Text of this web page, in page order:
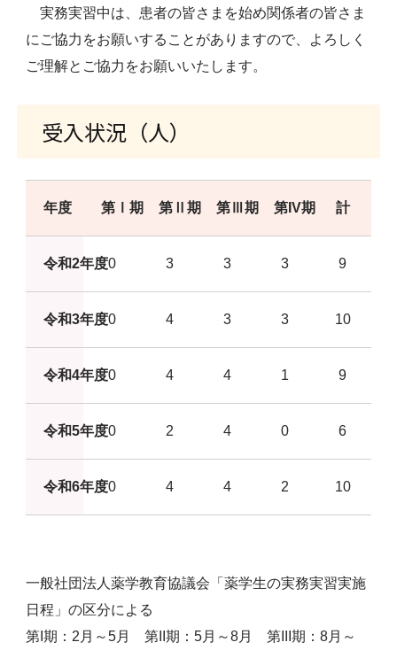
実務実習中は、患者の皆さまを始め関係者の皆さま
にご協力をお願いすることがありますので、よろしく
ご理解とご協力をお願いいたします。
受入状況（人）
年度 第Ⅰ期 第Ⅱ期 第Ⅲ期 第IV期 計
令和2年度0 3 3 3 9
令和3年度0 4 3 3 10
令和4年度0 4 4 1 9
令和5年度0 2 4 0 6
令和6年度0 4 4 2 10
一般社団法人薬学教育協議会「薬学生の実務実習実施
日程」の区分による
第I期：2月～5月 第II期：5月～8月 第III期：8月～